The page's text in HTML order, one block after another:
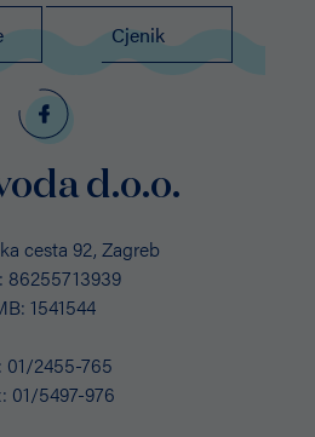
Cjenik
d.o.o.
cesta 92, Zagreb
86255713939
1541544
01/2455-765
01/5497-976